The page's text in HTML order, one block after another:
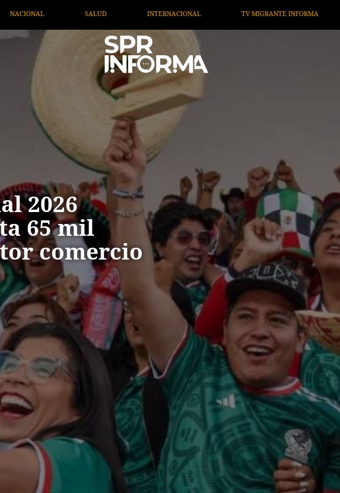
TV MIGRANTE INFORMA OPINIÓN ARTÍCULOS
2026
65 mil
comercio